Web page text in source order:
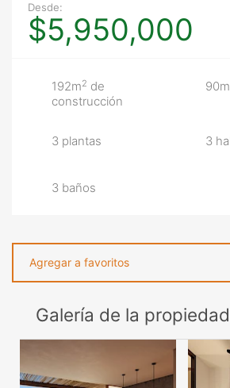
Desde:
$5,950,000
192m2 de
construcción
90m
3 plantas 3
3 baños
Agregar a favoritos
Galería de la propiedad